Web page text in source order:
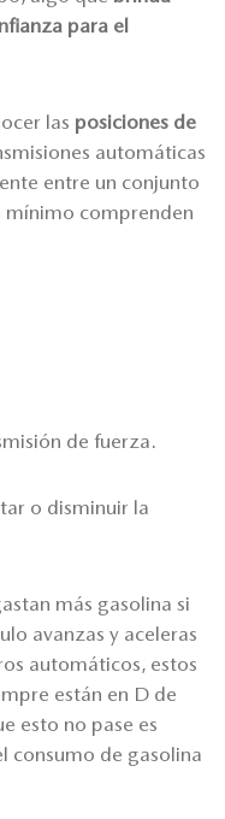
para el
las posiciones de
automáticas
entre un conjunto
mínimo comprenden
de fuerza.
o disminuir la
más gasolina si
avanzas y aceleras
automáticos, estos
están en D de
esto no pase es
consumo de gasolina